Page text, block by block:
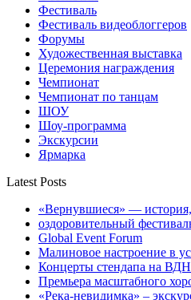
Фестиваль
Фестиваль видеоблоггеров
Форумы
Художественная выставка
Церемония награждения
Чемпионат
Чемпионат по танцам
ШОУ
Шоу-программа
Экскурсии
Ярмарка
Latest Posts
«Вернувшиеся» —
оздоровительный
Global Event Forum
Малиновое настроение в
Концерты стендапа на
Премьера масштабного
«Река-невидимка» –